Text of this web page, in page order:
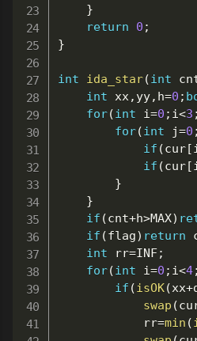
}
return
0 ;
}
int ida_star(int
int xx, yy, h=0 ;
for(int i=0 ; i<3 ;
for(int j=0 ;
if (cur[
if (cur[
}
}
if (cnt+h>MAX)
if (flag) return
int rr=INF;
for(int i=0 ; i<4;
if (isOK(xx+
swap (
			rr
=min (